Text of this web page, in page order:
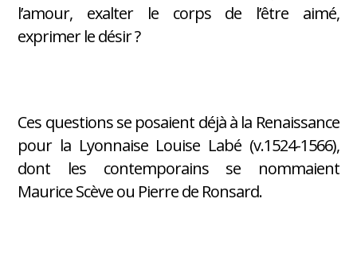
l’amour, exalter le corps de l’être aimé,
exprimer le désir ?
Ces questions se posaient déjà à la Renaissance
pour la Lyonnaise Louise Labé (v.1524-1566),
dont les contemporains se nommaient
Maurice Scève ou Pierre de Ronsard.